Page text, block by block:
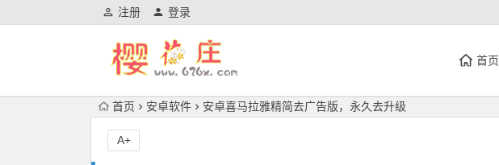
注册 登录
首页
首页 安卓软件 安卓喜马拉雅精简去广告版，永久去升级
A+